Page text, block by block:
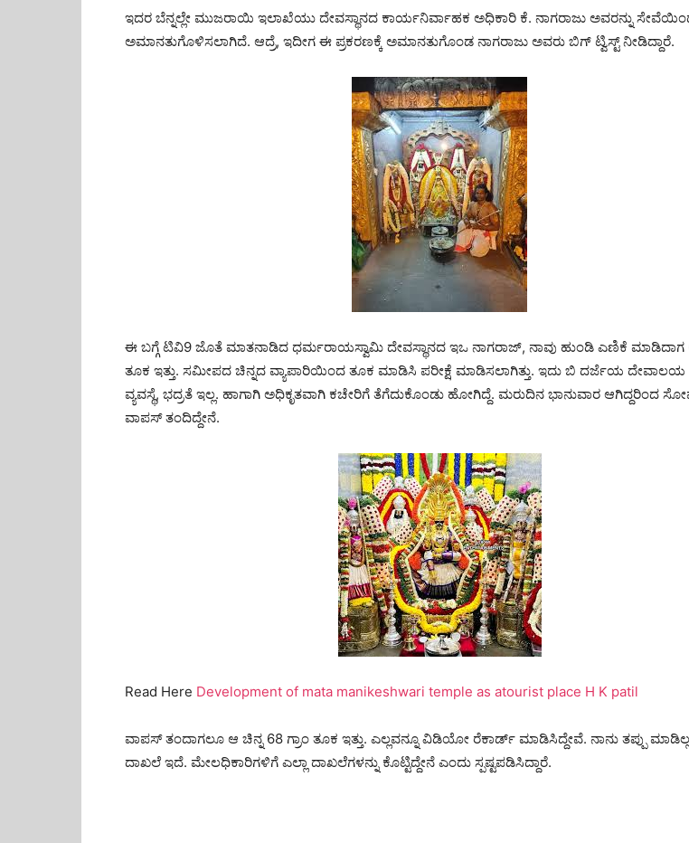
ಇದರ ಬೆನ್ನಲ್ಲೇ ಮುಜರಾಯಿ ಇಲಾಖೆಯು ದೇವಸ್ಥಾನದ ಕಾರ್ಯನಿರ್ವಾಹಕ ಅಧಿಕಾರಿ ಕೆ. ನಾಗರಾಜು ಅವರನ್ನು
ಅಮಾನತುಗೊಳಿಸಲಾಗಿದೆ. ಆದ್ರೆ, ಇದೀಗ ಈ ಪ್ರಕರಣಕ್ಕೆ ಅಮಾನತುಗೊಂಡ ನಾಗರಾಜು ಅವರು ಬಿಗ್ ಟ್ವಿಸ್ಟ್ ನೀಡಿದ್ದಾರೆ.
ಈ ಬಗ್ಗೆ ಟಿವಿ9 ಜೊತೆ ಮಾತನಾಡಿದ ಧರ್ಮರಾಯಸ್ವಾಮಿ ದೇವಸ್ಥಾನದ ಇಒ ನಾಗರಾಜ್, ನಾವು ಹುಂಡಿ ಎಣಿಕೆ ಮಾಡಿದಾಗ
ತೂಕ ಇತ್ತು. ಸಮೀಪದ ಚಿನ್ನದ ವ್ಯಾಪಾರಿಯಿಂದ ತೂಕ ಮಾಡಿಸಿ ಪರೀಕ್ಷೆ ಮಾಡಿಸಲಾಗಿತ್ತು. ಇದು ಬಿ ದರ್ಜೆಯ
ವ್ಯವಸ್ಥೆ, ಭದ್ರತೆ ಇಲ್ಲ. ಹಾಗಾಗಿ ಅಧಿಕೃತವಾಗಿ ಕಚೇರಿಗೆ ತೆಗೆದುಕೊಂಡು ಹೋಗಿದ್ದೆ. ಮರುದಿನ ಭಾನುವಾರ ಆಗಿದ್ದರಿಂದ
ವಾಪಸ್ ತಂದಿದ್ದೇನೆ.
Read Here Development of mata manikeshwari temple as atourist place H K patil
ವಾಪಸ್ ತಂದಾಗಲೂ ಆ ಚಿನ್ನ 68 ಗ್ರಾಂ ತೂಕ ಇತ್ತು. ಎಲ್ಲವನ್ನೂ ವಿಡಿಯೋ ರೆಕಾರ್ಡ್ ಮಾಡಿಸಿದ್ದೇವೆ. ನಾನು ತಪ್ಪು
ದಾಖಲೆ ಇದೆ. ಮೇಲಧಿಕಾರಿಗಳಿಗೆ ಎಲ್ಲಾ ದಾಖಲೆಗಳನ್ನು ಕೊಟ್ಟಿದ್ದೇನೆ ಎಂದು ಸ್ಪಷ್ಟಪಡಿಸಿದ್ದಾರೆ.